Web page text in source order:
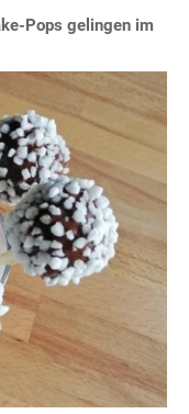
Pops gelingen im